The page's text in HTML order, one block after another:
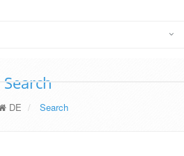
Search
DE Search